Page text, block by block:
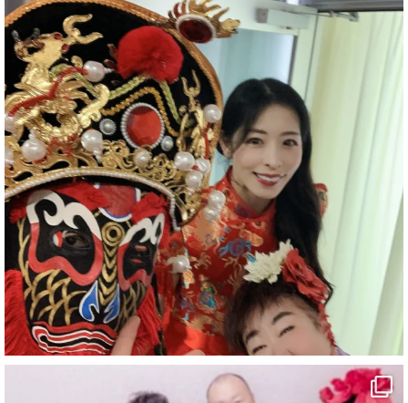
@comedy_illusion · 7 Aug
お疲れ様です
YouTubeを更新しました
https://youtu.be/9sHKhUQBmUE @YouTube
#企業公式がお疲れ様を言い合う
#チャンネル登録おねがいします
#愛媛県
#新居浜市
#マイントピア別子
#泉寿亭
#有形文化財
#四国
#愛媛観光
#旅行
#旅行動画
#一人旅
#観光スポット